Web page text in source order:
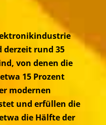
derzeit rund 35
von denen die
15 Prozent
modernen
und erfüllen die
die Hälfte der